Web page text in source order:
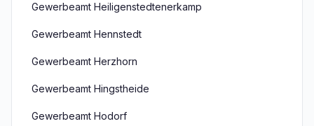
Gewerbeamt Heiligenstedtenerkamp
Gewerbeamt Hennstedt
Gewerbeamt Herzhorn
Gewerbeamt Hingstheide
Gewerbeamt Hodorf